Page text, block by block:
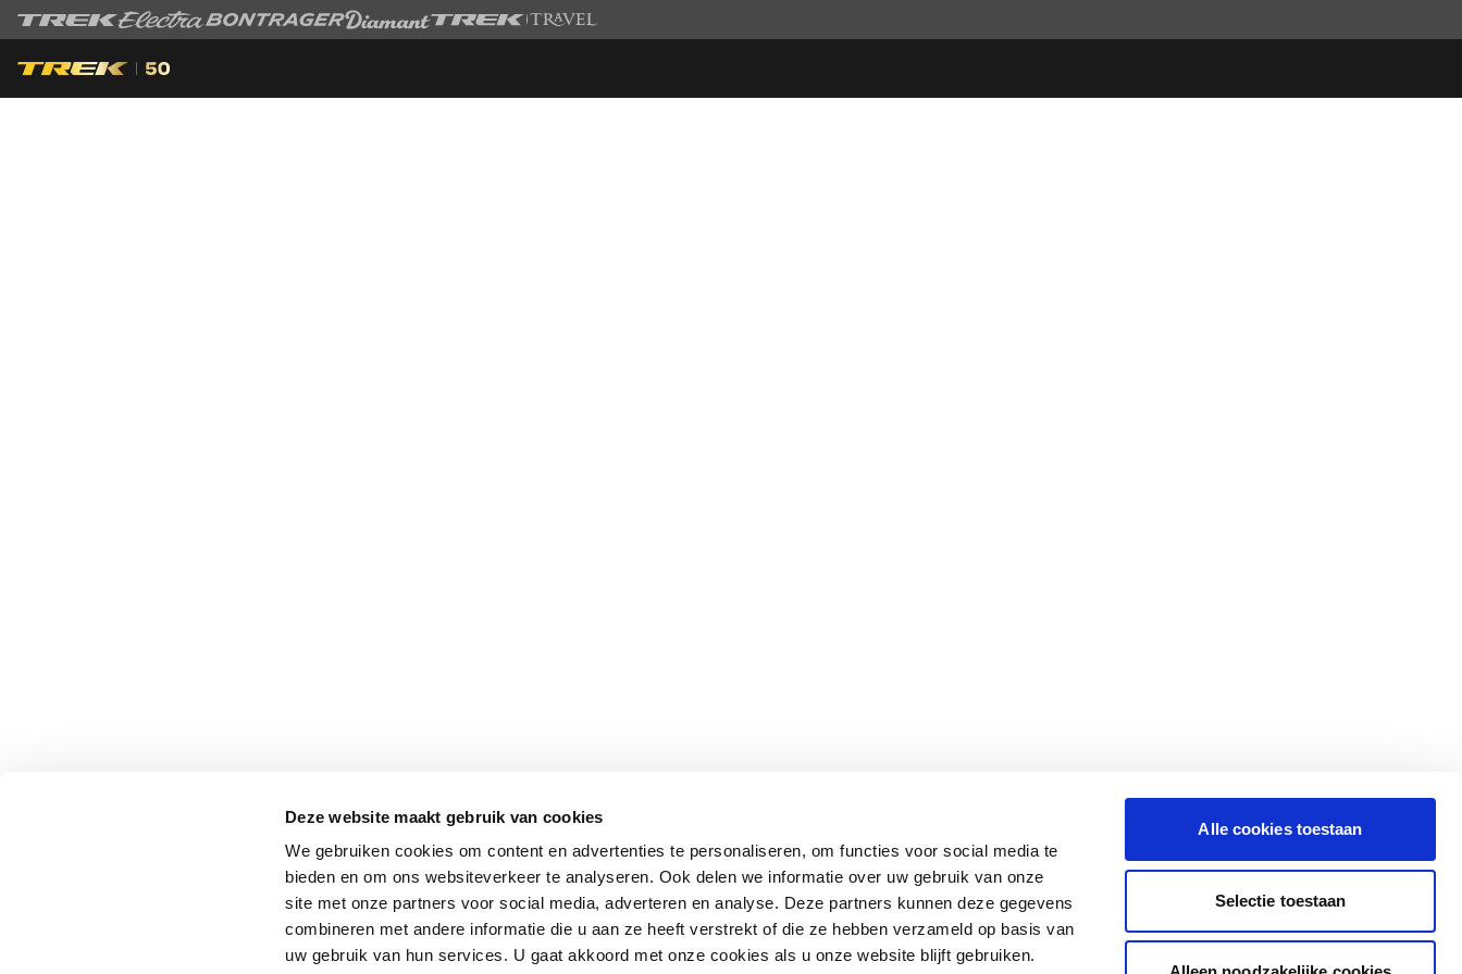
Deze website maakt gebruik van cookies
We gebruiken cookies om content en advertenties te personaliseren, om functies voor social media te
bieden en om ons websiteverkeer te analyseren. Ook delen we informatie over uw gebruik van onze
site met onze partners voor social media, adverteren en analyse. Deze partners kunnen deze gegevens
combineren met andere informatie die u aan ze heeft verstrekt of die ze hebben verzameld op basis van
uw gebruik van hun services. U gaat akkoord met onze cookies als u onze website blijft gebruiken.
Alle cookies toestaan
Selectie toestaan